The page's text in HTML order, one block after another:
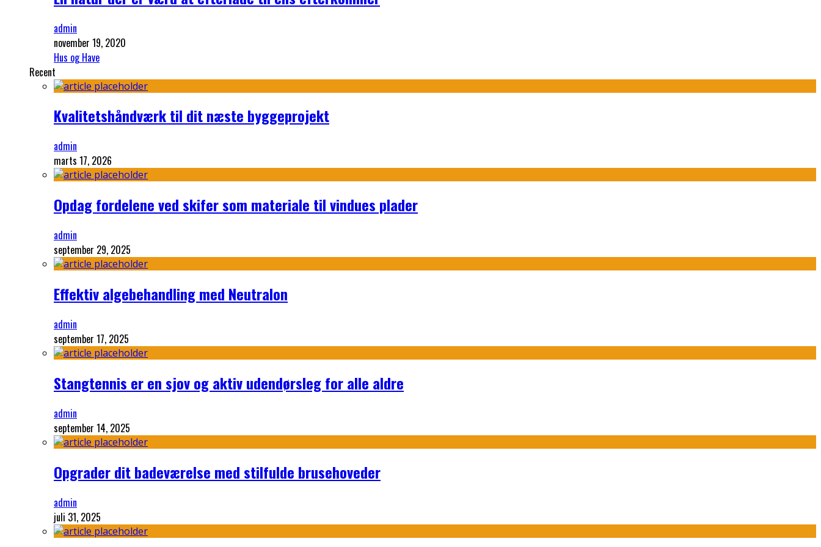
admin
november 19, 2020
Hus og Have
Recent
Kvalitetshåndværk til dit næste byggeprojekt
admin
marts 17, 2026
Opdag fordelene ved skifer som materiale til vindues plader
admin
september 29, 2025
Effektiv algebehandling med Neutralon
admin
september 17, 2025
Stangtennis er en sjov og aktiv udendørsleg for alle aldre
admin
september 14, 2025
Opgrader dit badeværelse med stilfulde brusehoveder
admin
juli 31, 2025